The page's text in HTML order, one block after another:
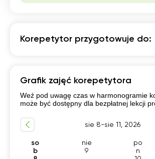
Korepetytor przygotowuje do:
Szkoła podstawowa 4-6 klasa
Przygotowanie do matury
Szkoła podstawowa 1-3 klasa
Szkoła podstawowa 7-8 klasa
Szkola średnia (profil podstawowy)
Grafik zajęć korepetytora
Weź pod uwagę czas w harmonogramie
może być dostępny dla bezpłatnej lekcji
sie 8-sie 11, 2026
so
b
nie
9
po
n